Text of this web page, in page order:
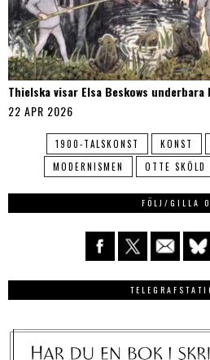
Thielska visar Elsa Beskows
22 APR 2026
1900-TALSKONST KONST
MODERNISMEN
OTTE SKÖLD
FÖLJ/GILLA